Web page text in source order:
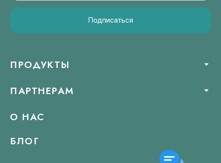
Подписаться
ПРОДУКТЫ
ПАРТНЕРАМ
О НАС
БЛОГ